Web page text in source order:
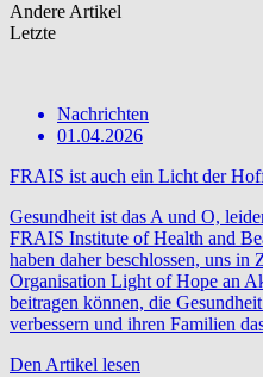
Andere Artikel
Letzte
Nachrichten
01.04.2026
FRAIS ist auch ein Licht der
Gesundheit ist das A und O,
FRAIS Institute of Health and
haben daher beschlossen, uns in
Organisation Light of Hope an
beitragen können, die
verbessern und ihren Familien
Den Artikel lesen